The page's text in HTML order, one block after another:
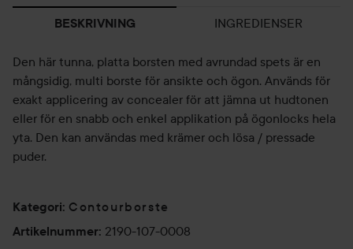
BESKRIVNING INGREDIENSER
Den här tunna, platta borsten med avrundad spets är en
mångsidig, multi borste för ansikte och ögon. Används för
exakt applicering av concealer för att jämna ut hudtonen
eller för en snabb och enkel applikation på ögonlocks hela
yta. Den kan användas med krämer och lösa / pressade
puder.
Kategori: Contourborste
Artikelnummer: 2190-107-0008